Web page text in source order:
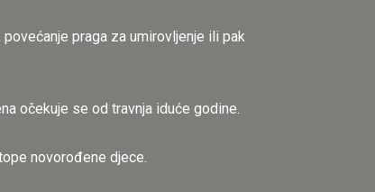
praga za umirovljenje ili pak
očekuje se od travnja iduće godine.
novorođene djece.